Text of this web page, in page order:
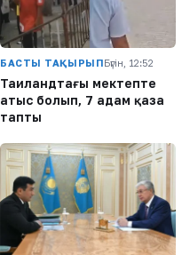
БАСТЫ ТАҚЫРЫПБүгін, 12:52
Таиландтағы мектепте
атыс болып, 7 адам қаза
тапты